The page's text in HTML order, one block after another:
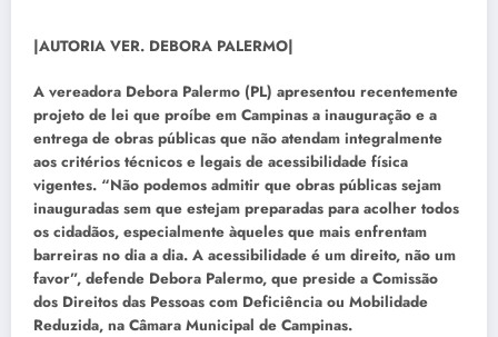
|AUTORIA VER. DEBORA PALERMO|
A vereadora Debora Palermo (PL) apresentou recentemente
projeto de lei que proíbe em Campinas a inauguração e a
entrega de obras públicas que não atendam integralmente
aos critérios técnicos e legais de acessibilidade física
vigentes. “Não podemos admitir que obras públicas sejam
inauguradas sem que estejam preparadas para acolher todos
os cidadãos, especialmente àqueles que mais enfrentam
barreiras no dia a dia. A acessibilidade é um direito, não um
favor”, defende Debora Palermo, que preside a Comissão
dos Direitos das Pessoas com Deficiência ou Mobilidade
Reduzida, na Câmara Municipal de Campinas.